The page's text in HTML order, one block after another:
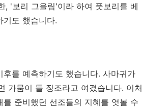
, '보리 그을림'이라 하여 풋보리를 베
도 했습니다.
를 예측하기도 했습니다. 사마귀가
가뭄이 들 징조라고 여겼습니다. 이처
준비했던 선조들의 지혜를 엿볼 수